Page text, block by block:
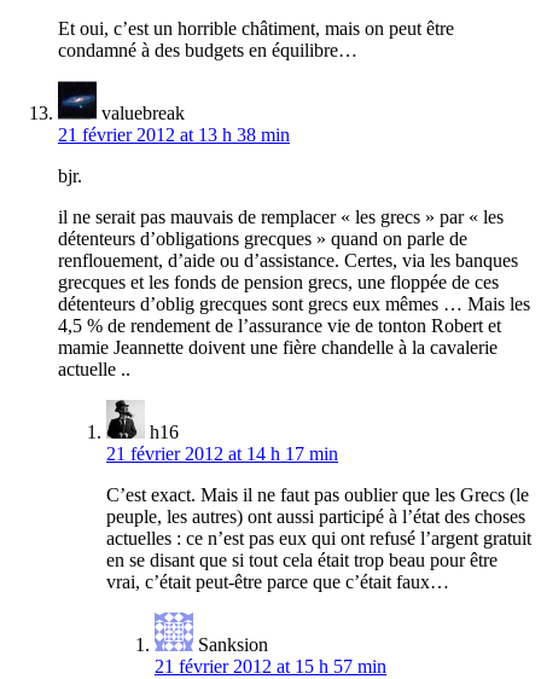
Et oui, c’est un horrible châtiment, mais on peut être
condamné à des budgets en équilibre…
valuebreak
21 février 2012 at 13 h 38 min
bjr.
il ne serait pas mauvais de remplacer « les grecs » par « les
détenteurs d’obligations grecques » quand on parle de
renflouement, d’aide ou d’assistance. Certes, via les banques
grecques et les fonds de pension grecs, une floppée de ces
détenteurs d’oblig grecques sont grecs eux mêmes … Mais les
4,5 % de rendement de l’assurance vie de tonton Robert et
mamie Jeannette doivent une fière chandelle à la cavalerie
actuelle ..
h16
21 février 2012 at 14 h 17 min
C’est exact. Mais il ne faut pas oublier que les Grecs (le
peuple, les autres) ont aussi participé à l’état des choses
actuelles : ce n’est pas eux qui ont refusé l’argent gratuit
en se disant que si tout cela était trop beau pour être
vrai, c’était peut-être parce que c’était faux…
Sanksion
21 février 2012 at 15 h 57 min